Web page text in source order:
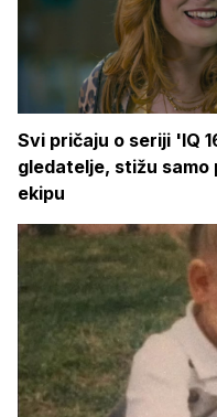
Svi pričaju o seriji 'IQ
gledatelje, stižu samo
ekipu